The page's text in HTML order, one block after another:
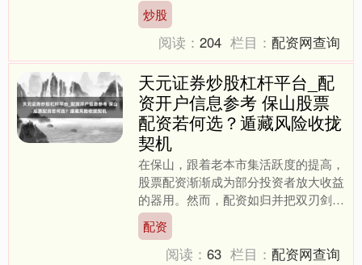
让投资者以较少的本金撬动更大的来往
额度。干系词，配资阛阓鱼....
炒股
阅读：204 栏目：配资网查询
天元证券炒股杠杆平台_配
资开户信息参考 保山股票
配资若何选？遁藏风险收拢
契机
在保山，跟着老本市集活跃度的提高，
股票配资渐渐成为部分投资者放大收益
的器用。然而，配资如归并把双刃剑，
用得好可加快钞票积存，用不好则可能
伤及本金。关于保山的投资....
配资
阅读：63 栏目：配资网查询